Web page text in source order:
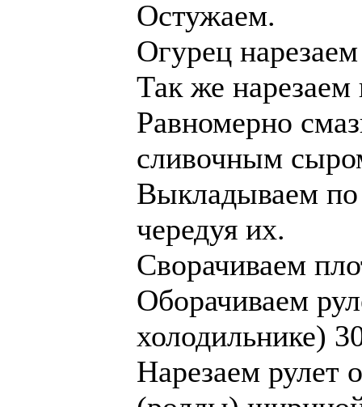
Остужаем.
Огурец
Так же
Равномерно
сливочным
Выкладываем
чередуя их.
Сворачиваем
Оборачиваем
холодильнике)
Нарезаем рулет